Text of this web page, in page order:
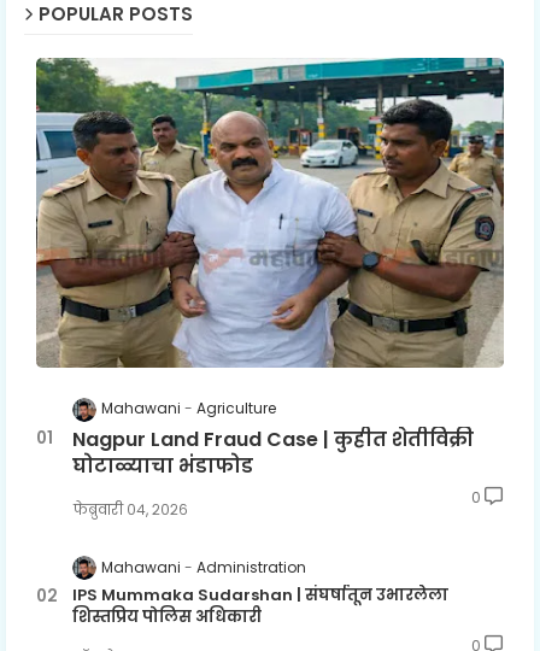
POPULAR POSTS
Mahawani Agriculture
Nagpur Land Fraud Case | कुहीत शेतीविक्री
घोटाळ्याचा भंडाफोड
फेब्रुवारी ०४, २०२६
0
Mahawani Administration
IPS Mummaka Sudarshan | संघर्षातून उभारलेला
शिस्तप्रिय पोलिस अधिकारी
0